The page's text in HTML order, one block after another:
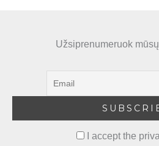
Užsiprenumeruok
I accept the